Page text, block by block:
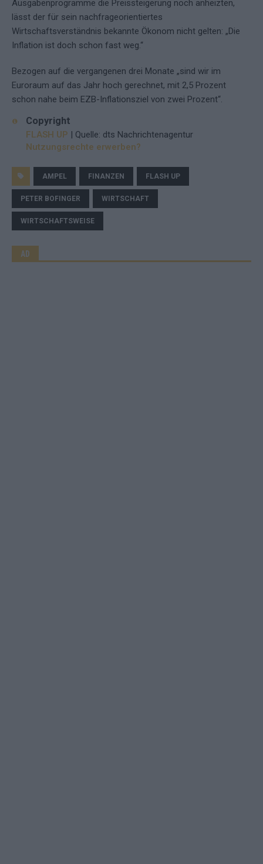
Ausgabenprogramme die Preissteigerung noch anheizten,
lässt der für sein nachfrageorientiertes
Wirtschaftsverständnis bekannte Ökonom nicht gelten: „Die
Inflation ist doch schon fast weg.“
Bezogen auf die vergangenen drei Monate „sind wir im
Euroraum auf das Jahr hoch gerechnet, mit 2,5 Prozent
schon nahe beim EZB-Inflationsziel von zwei Prozent“.
Copyright
FLASH UP | Quelle: dts Nachrichtenagentur
Nutzungsrechte erwerben?
AMPEL FINANZEN FLASH UP
PETER BOFINGER WIRTSCHAFT
WIRTSCHAFTSWEISE
AD